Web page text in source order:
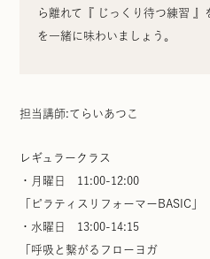
ら離れて『 じっくり待つ練習 』
を一緒に味わいましょう。
担当講師:てらいあつこ
レギュラークラス
・月曜日 11:00-12:00
「ピラティスリフォーマーBASIC」
・水曜日 13:00-14:15
「呼吸と繋がるフローヨガ